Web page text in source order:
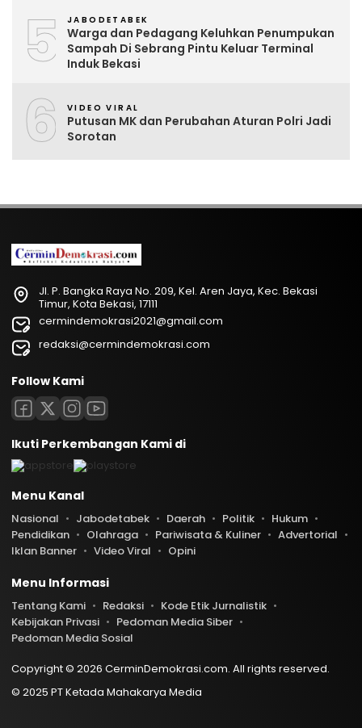
5 JABODETABEK
Warga dan Pedagang Keluhkan Penumpukan
Sampah Di Sebrang Pintu Keluar Terminal
Induk Bekasi
6 VIDEO VIRAL
Putusan MK dan Perubahan Aturan Polri Jadi
Sorotan
Jl. P. Bangka Raya No. 209, Kel. Aren Jaya, Kec. Bekasi
Timur, Kota Bekasi, 17111
cermindemokrasi2021@gmail.com
redaksi@cermindemokrasi.com
Follow Kami
Ikuti Perkembangan Kami di
Menu Kanal
Nasional Jabodetabek Daerah Politik
Hukum
Pendidikan
Olahraga Pariwisata & Kuliner
Advertorial
Iklan Banner
Video Viral Opini
Menu Informasi
Tentang Kami Redaksi
Kode Etik Jurnalistik
Kebijakan Privasi
Pedoman Media Siber
Pedoman Media Sosial
Copyright © 2026 CerminDemokrasi.com. All rights reserved.
© 2025 PT Ketada Mahakarya Media